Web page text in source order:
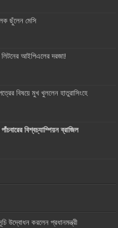
ছুঁলেন মেসি
লিটনের আইপিএলের দরজা!
বিষয়ে মুখ খুললেন হাতুরাসিংহে
বিশ্বচ্যাম্পিয়ন ব্রাজিল
উদ্বোধন করলেন প্রধানমন্ত্রী